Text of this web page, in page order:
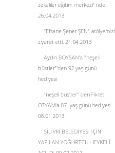
zekalılar eğitim merkezi" nde
26.04.2013
"Efsane Şener ŞEN" atölyemizi
ziyaret etti, 21.04.2013
Aydın BOYSAN'a "neşeli
büstler"'den 92.yaş günü
hediyesi
"neşeli büstler" den Fikret
OTYAM'a 87. yaş günü hediyesi
08.01.2013
SİLİVRİ BELEDİYESİ İÇİN
YAPILAN YOĞURTCU HEYKELİ